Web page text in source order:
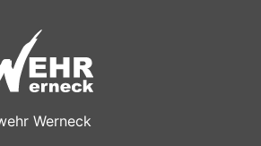
Werneck